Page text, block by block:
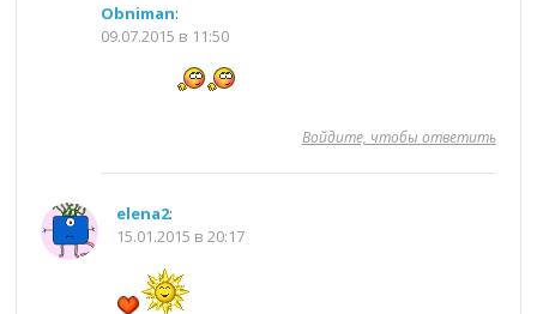
Obniman:
09.07.2015 в 11:50
Войдите, чтобы ответить
elena2:
15.01.2015 в 20:17